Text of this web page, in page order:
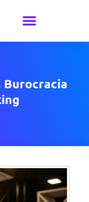
Burocracia